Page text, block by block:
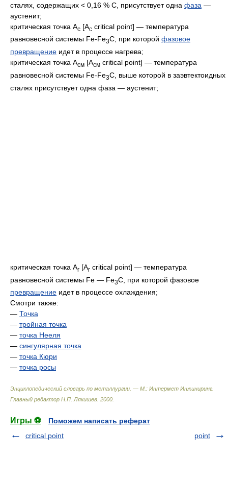
сталях, содержащих < 0,16 % С, присутствует одна фаза —
аустенит;
критическая точка Aс [Aс critical point] — температура
равновесной системы Fe-Fe3C, при которой фазовое
превращение идет в процессе нагрева;
критическая точка Aсм [Aсм critical point] — температура
равновесной системы Fe-Fe3C, выше которой в заэвтектоидных
сталях присутствует одна фаза — аустенит;
критическая точка Ar [Ar critical point] — температура
равновесной системы Fe — Fe3C, при которой фазовое
превращение идет в процессе охлаждения;
Смотри также:
— Точка
— тройная точка
— точка Нееля
— сингулярная точка
— точка Кюри
— точка росы
Энциклопедический словарь по металлургии. — М.: Интермет Инжиниринг
Главный редактор Н.П. Лякишев 2000
Игры ⚽
Поможем написать реферат
critical point
point